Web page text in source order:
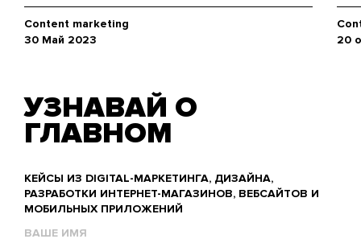
Content marketing
30 Май 2023
20
УЗНАВАЙ О
ГЛАВНОМ
КЕЙСЫ ИЗ DIGITAL-МАРКЕТИНГА, ДИЗАЙНА,
РАЗРАБОТКИ ИНТЕРНЕТ-МАГАЗИНОВ, ВЕБСАЙТОВ И
МОБИЛЬНЫХ ПРИЛОЖЕНИЙ